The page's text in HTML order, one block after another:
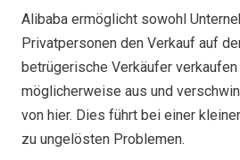
Alibaba ermöglicht sowohl
Privatpersonen den Verkauf auf
betrügerische Verkäufer verkaufen
möglicherweise aus und
von hier. Dies führt bei einer
zu ungelösten Problemen.